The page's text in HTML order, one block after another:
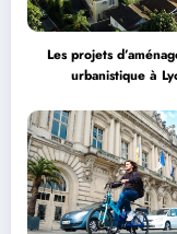
Les projets
urbanistique à